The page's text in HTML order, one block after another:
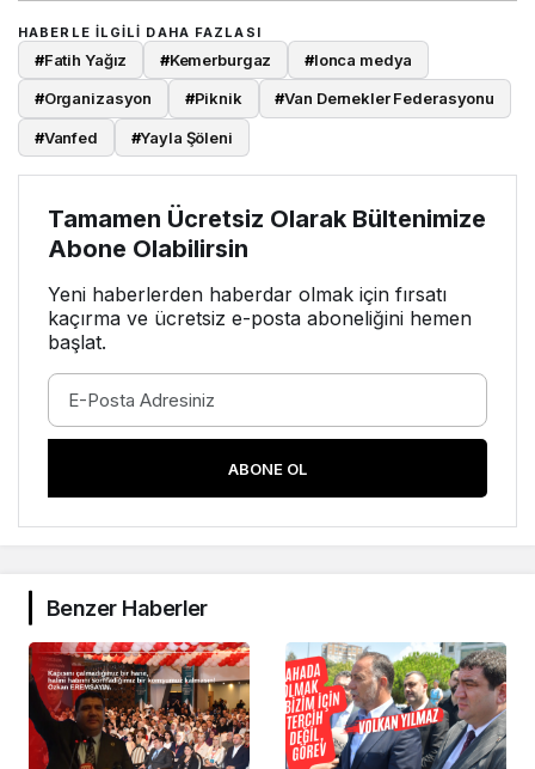
HABERLE ILGILI DAHA FAZLASI
#Fatih Yağız #Kemerburgaz #lonca medya
#Organizasyon #Piknik #Van Dernekler Federasyonu
#Vanfed #Yayla Şöleni
Tamamen Ücretsiz Olarak Bültenimize
Abone Olabilirsin
Yeni haberlerden haberdar olmak için fırsatı
kaçırma ve ücretsiz e-posta aboneliğini hemen
başlat.
ABONE OL
Benzer Haberler